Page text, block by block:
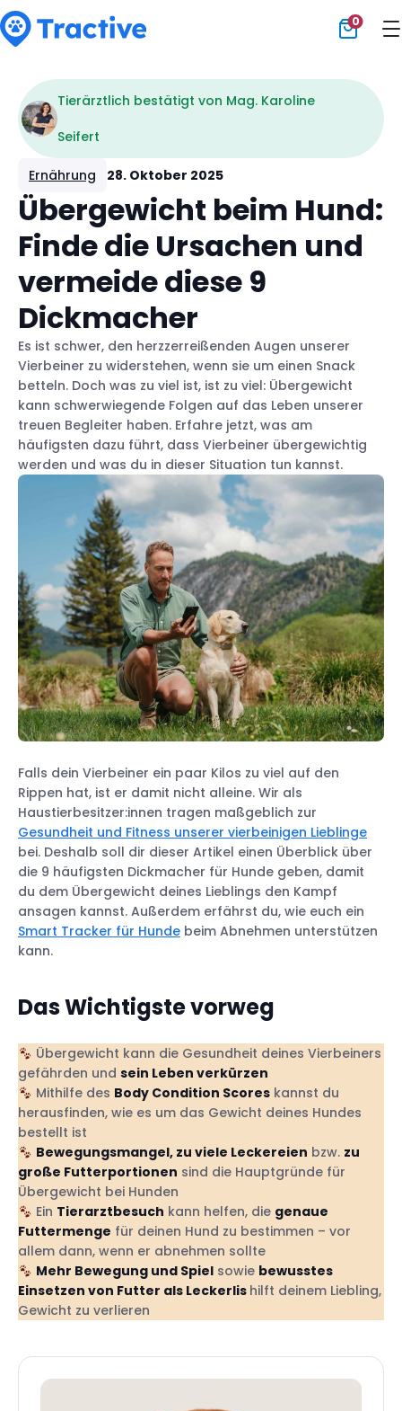
0
Tierärztlich bestätigt von Mag. Karoline
Seifert
Ernährung 28. Oktober 2025
Übergewicht beim Hund:
Finde die Ursachen und
vermeide diese 9
Dickmacher
Es ist schwer, den herzzerreißenden Augen unserer
Vierbeiner zu widerstehen, wenn sie um einen Snack
betteln. Doch was zu viel ist, ist zu viel: Übergewicht
kann schwerwiegende Folgen auf das Leben unserer
treuen Begleiter haben. Erfahre jetzt, was am
häufigsten dazu führt, dass Vierbeiner übergewichtig
werden und was du in dieser Situation tun kannst.
Falls dein Vierbeiner ein paar Kilos zu viel auf den
Rippen hat, ist er damit nicht alleine. Wir als
Haustierbesitzer:innen tragen maßgeblich zur
Gesundheit und Fitness unserer vierbeinigen Lieblinge
bei. Deshalb soll dir dieser Artikel einen Überblick über
die 9 häufigsten Dickmacher für Hunde geben, damit
du dem Übergewicht deines Lieblings den Kampf
ansagen kannst. Außerdem erfährst du, wie euch ein
Smart Tracker für Hunde beim Abnehmen unterstützen
kann.
Das Wichtigste vorweg
Übergewicht kann die Gesundheit deines Vierbeiners
gefährden und sein Leben verkürzen
Mithilfe des Body Condition Scoreskannst du
herausfinden, wie es um das Gewicht deines Hundes
bestellt ist
Bewegungsmangel, zu viele Leckereien bzw. zu
große Futterportionen sind die Hauptgründe für
Übergewicht bei Hunden
Ein Tierarztbesuch kann helfen, die genaue
Futtermenge für deinen Hund zu bestimmen – vor
allem dann, wenn er abnehmen sollte
Mehr Bewegung und Spielsowie bewusstes
Einsetzen von Futter als Leckerlis hilft deinem Liebling,
Gewicht zu verlieren